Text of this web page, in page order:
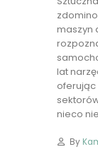
maszyn
lat
oferując
nieco
By